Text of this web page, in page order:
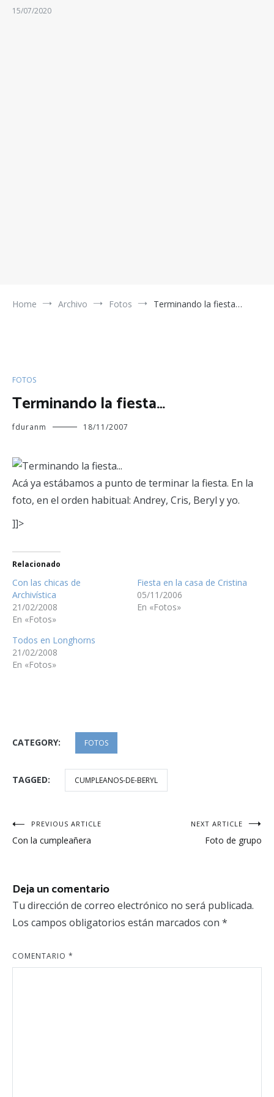
15/07/2020
Home Archivo Fotos Terminando la fiesta…
FOTOS
Terminando la fiesta…
fduranm 18/11/2007
Acá ya estábamos a punto de terminar la fiesta. En la
foto, en el orden habitual: Andrey, Cris, Beryl y yo.
]]>
Relacionado
Con las chicas de
Archivística
21/02/2008
En «Fotos»
Fiesta en la casa de Cristina
05/11/2006
En «Fotos»
Todos en Longhorns
21/02/2008
En «Fotos»
CATEGORY: FOTOS
TAGGED: CUMPLEANOS-DE-BERYL
Navegación
de
PREVIOUS ARTICLE
Con la cumpleañera
NEXT ARTICLE
Foto de grupo
Deja un comentario
Tu dirección de correo electrónico no será publicada.
Los campos obligatorios están marcados con *
COMENTARIO *